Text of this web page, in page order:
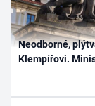
Neodborné,
Klempířovi.